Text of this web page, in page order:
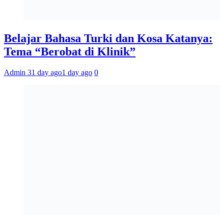
Belajar Bahasa Turki dan Kosa Katanya:
Tema “Berobat di Klinik”
Admin 31 day ago1 day ago 0